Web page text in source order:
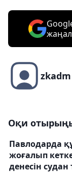
zkadm
Оқи
Павлодарда
жоғалып
денесін